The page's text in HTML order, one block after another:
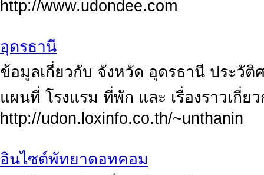
http://www.udondee.com
อุดรธานี
ข้อมูลเกี่ยวกับ จังหวัด อุดรธานี ประวั
แผนที่ โรงแรม ที่พัก และ เรื่องราวเกี่ย
http://udon.loxinfo.co.th/~unthanin
อินไซต์พัทยาดอทคอม